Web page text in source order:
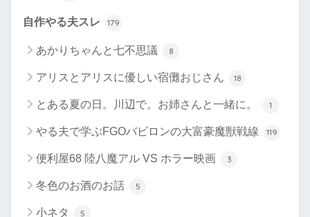
自作やる夫スレ 179
あかりちゃんと七不思議 8
アリスとアリスに優しい宿儺おじさん 18
とある夏の日。川辺で。お姉さんと一緒に。 1
やる夫で学ぶFGOバビロンの大富豪魔獣戦線 119
便利屋68 陸八魔アル VS ホラー映画 3
冬色のお酒のお話 5
小ネタ 5